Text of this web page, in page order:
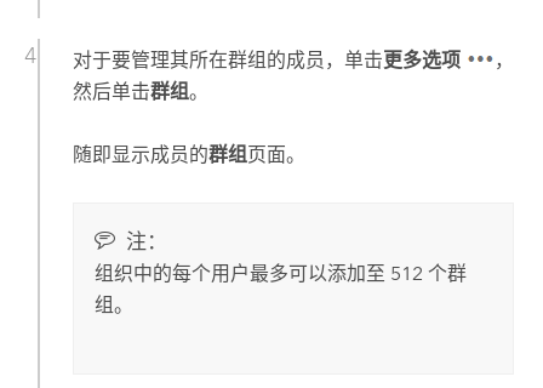
对于要管理其所在群组的成员，单击更多选项
，
然后单击群组。
随即显示成员的群组页面。
注：
组织中的每个用户最多可以添加至 512 个群
组。